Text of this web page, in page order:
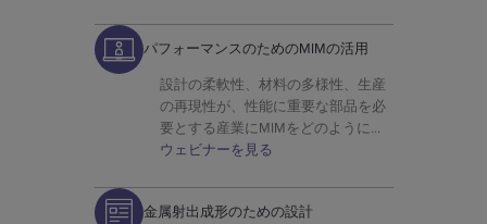
パフォーマンスのためのMIMの活用
設計の柔軟性、材料の多様性、生産
の再現性が、性能に重要な部品を必
要とする産業にMIMをどのように理
想的なものにしているのかをご紹介
ウェビナーを見る
金属射出成形のための設計